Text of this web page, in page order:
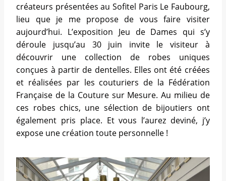
créateurs présentées au Sofitel Paris Le Faubourg,
lieu que je me propose de vous faire visiter
aujourd’hui. L’exposition Jeu de Dames qui s’y
déroule jusqu’au 30 juin invite le visiteur à
découvrir une collection de robes uniques
conçues à partir de dentelles. Elles ont été créées
et réalisées par les couturiers de la Fédération
Française de la Couture sur Mesure. Au milieu de
ces robes chics, une sélection de bijoutiers ont
également pris place. Et vous l’aurez deviné, j’y
expose une création toute personnelle !